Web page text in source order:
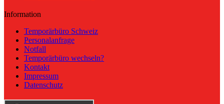
Information
Temporärbüro Schweiz
Personalanfrage
Notfall
Temporärbüro wechseln?
Kontakt
Impressum
Datenschutz